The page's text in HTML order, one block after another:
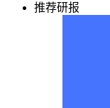
推荐研报